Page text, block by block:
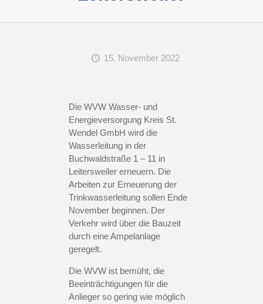
15. November 2022
Die WVW Wasser- und
Energieversorgung Kreis St.
Wendel GmbH wird die
Wasserleitung in der
Buchwaldstraße 1 – 11 in
Leitersweiler erneuern. Die
Arbeiten zur Erneuerung der
Trinkwasserleitung sollen Ende
November beginnen. Der
Verkehr wird über die Bauzeit
durch eine Ampelanlage
geregelt.
Die WVW ist bemüht, die
Beeinträchtigungen für die
Anlieger so gering wie möglich